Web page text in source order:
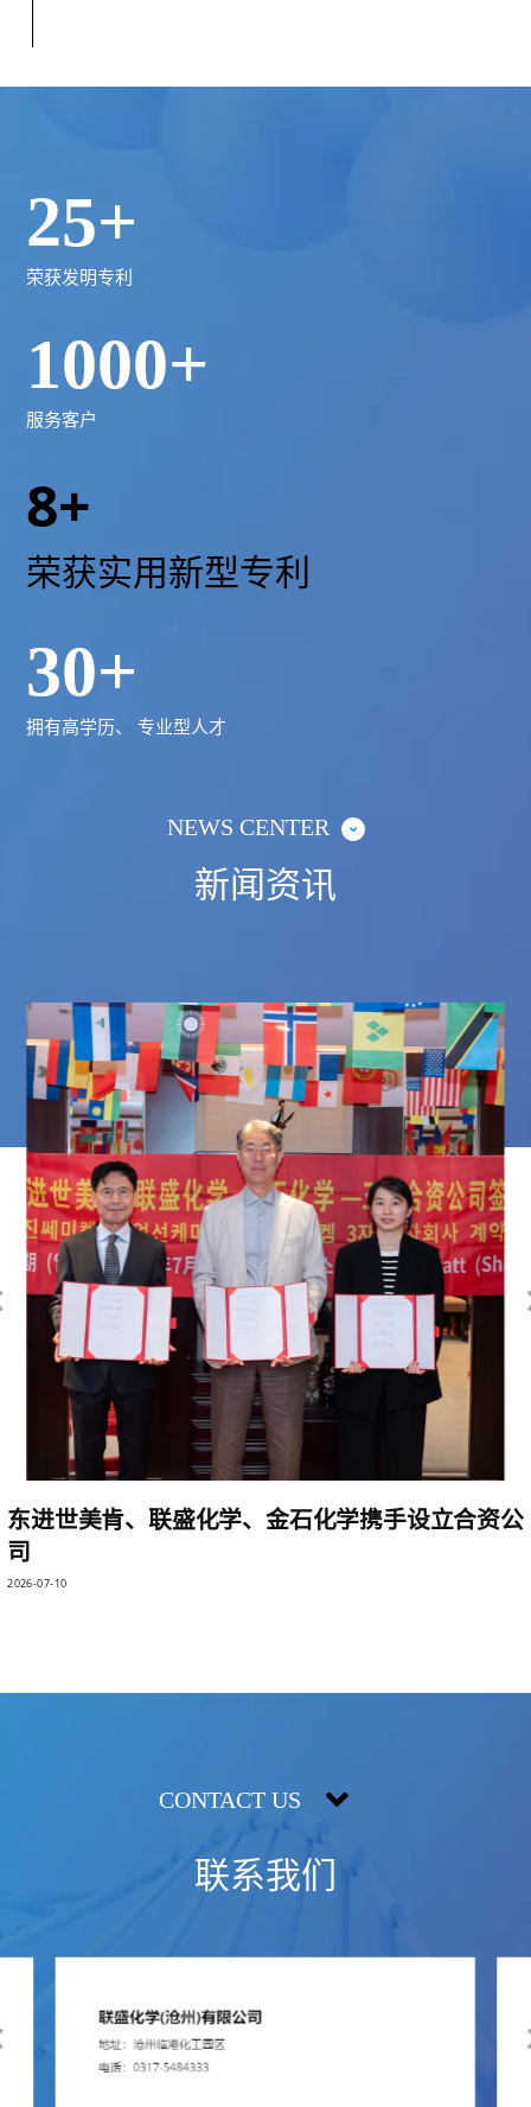
25+
荣获发明专利
1000+
服务客户
8+
荣获实用新型专利
30+
拥有高学历、 专业型人才
NEWS CENTER
新闻资讯
公 展会邀请 | 联盛化学邀您共赴 CPHI China
CONTACT US
联系我们